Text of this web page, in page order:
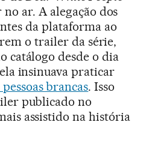
ar. A alegação dos
da plataforma ao
o trailer da série,
catálogo desde o dia
insinuava praticar
brancas. Isso
publicado no
assistido na história